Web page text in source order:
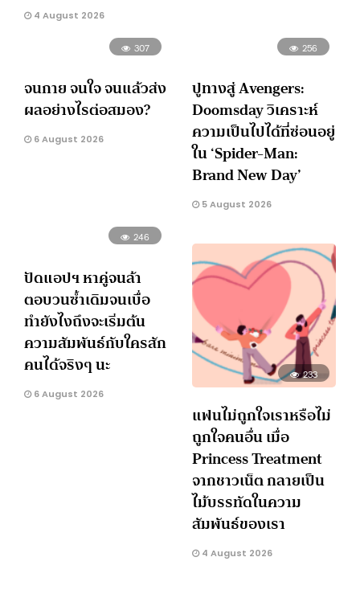
4 August 2026
307
จนกาย จนใจ จนแล้วส่ง
ผลอย่างไรต่อสมอง?
6 August 2026
256
ปูทางสู่ Avengers:
Doomsday วิเคราะห์
ความเป็นไปได้ที่ซ่อนอยู่
ใน ‘Spider-Man:
Brand New Day’
5 August 2026
246
ปัดแอปฯ หาคู่จนล้า
ตอบวนซ้ำเดิมจนเบื่อ
ทำยังไงถึงจะเริ่มต้น
ความสัมพันธ์กับใครสัก
คนได้จริงๆ นะ
6 August 2026
233
แฟนไม่ถูกใจเราหรือไม่
ถูกใจคนอื่น เมื่อ
Princess Treatment
จากชาวเน็ต กลายเป็น
ไม้บรรทัดในความ
สัมพันธ์ของเรา
4 August 2026